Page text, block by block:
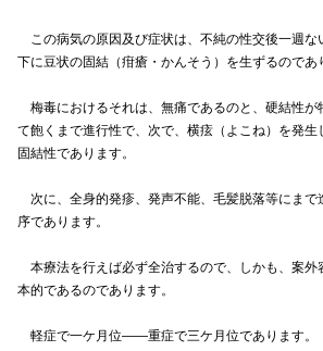
この病気の原因及び症状は、不純の性交後一週な
下に豆状の固結（疳瘡・かんそう）を生ずるのであ
梅毒におけるそれは、無痛であるのと、硬結性が
て飽くまで進行性で、次で、横痃（よこね）を発生
固結性であります。
次に、全身的発疹、発声不能、毛髪脱落等にまで
序であります。
本療法を行えば必ず全治するので、しかも、案外
本的であるのであります。
軽症で一ケ月位――重症で三ケ月位であります。